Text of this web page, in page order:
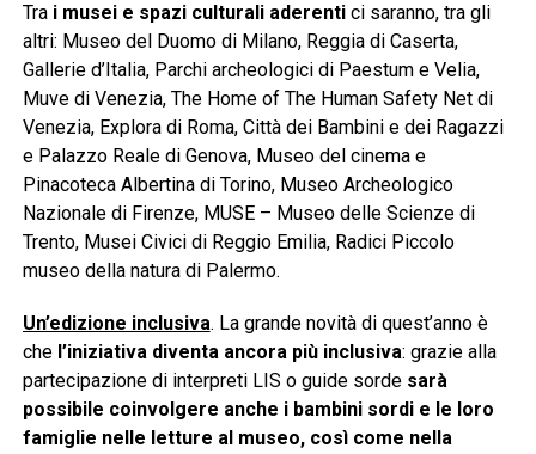
Tra i musei e spazi culturali aderentici saranno, tra gli
altri: Museo del Duomo di Milano, Reggia di Caserta,
Gallerie d’Italia, Parchi archeologici di Paestum e Velia,
Muve di Venezia, The Home of The Human Safety Net di
Venezia, Explora di Roma, Città dei Bambini e dei Ragazzi
e Palazzo Reale di Genova, Museo del cinema e
Pinacoteca Albertina di Torino, Museo Archeologico
Nazionale di Firenze, MUSE – Museo delle Scienze di
Trento, Musei Civici di Reggio Emilia, Radici Piccolo
museo della natura di Palermo.
Un’edizione inclusiva. La grande novità di quest’anno è
che l’iniziativa diventa ancora più inclusiva: grazie alla
partecipazione di interpreti LIS o guide sorde sarà
possibile coinvolgere anche i bambini sordi e le loro
famiglie nelle letture al museo, così come nella